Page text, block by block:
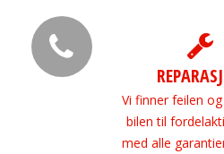
Vi finner feilen
bilen til
med alle